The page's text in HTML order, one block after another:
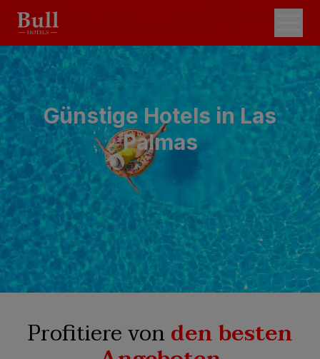
Günstige Hotels in Las
Palmas
Profitiere vonden besten